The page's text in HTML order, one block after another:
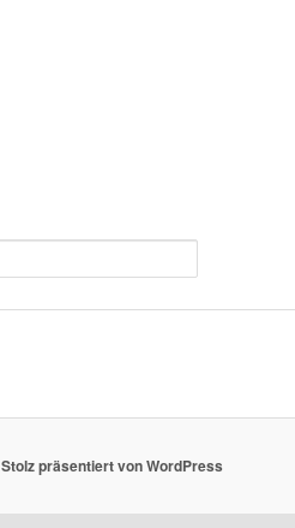
Stolz präsentiert von WordPress